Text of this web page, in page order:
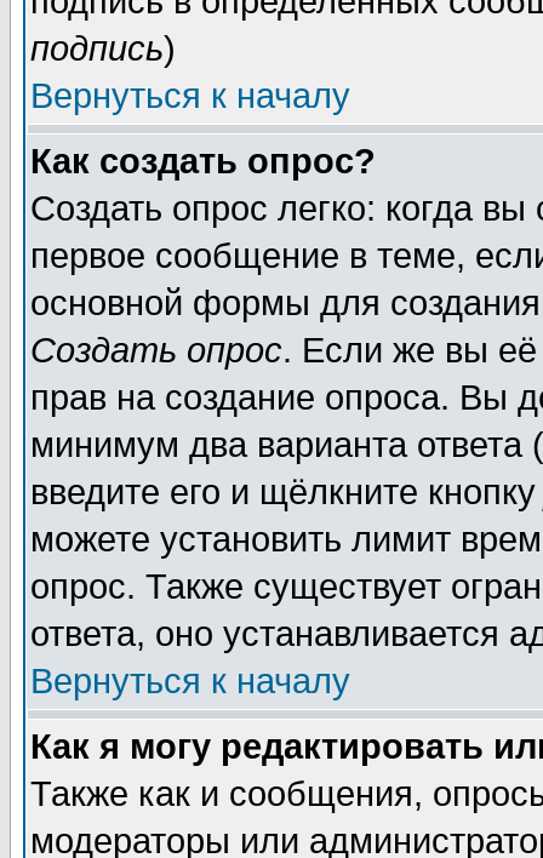
подпись)
Вернуться к началу
Как создать опрос?
Создать опрос легко: когда
первое сообщение в теме,
основной формы для
Создать опрос. Если же вы её
прав на создание опроса. Вы
минимум два варианта ответа
введите его и щёлкните
можете установить лимит
опрос. Также существует
ответа, оно устанавливается
Вернуться к началу
Как я могу редактировать
Также как и сообщения,
модераторы или